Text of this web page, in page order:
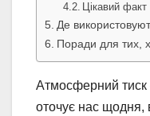
Цікавий факт
Де
Поради для тих,
Атмосферний тиск
оточує нас щодня,